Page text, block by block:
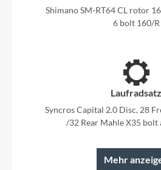
Shimano SM-RT64 CL rotor
6 bolt 160/R
Laufradsatz
Syncros Capital 2.0 Disc, 28
/32 Rear Mahle X35 bolt
Mehr